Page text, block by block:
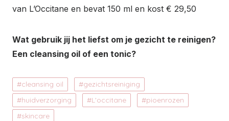
van L’Occitane en bevat 150 ml en kost € 29,50
Wat gebruik jij het liefst om je gezicht te reinigen?
Een cleansing oil of een tonic?
cleansing oil
gezichtsreiniging
huidverzorging
L'occitane
pioenrozen
skincare